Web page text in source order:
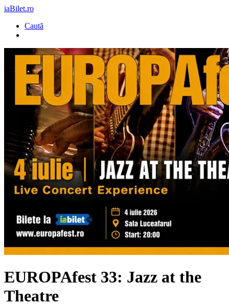
iaBilet.ro
Caută
EUROPAfest 33: Jazz at the
Theatre